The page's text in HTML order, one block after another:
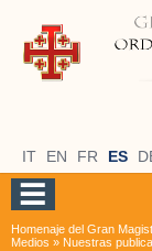
IT EN FR ES
Homenaje del Gran
Medios » Nuestras